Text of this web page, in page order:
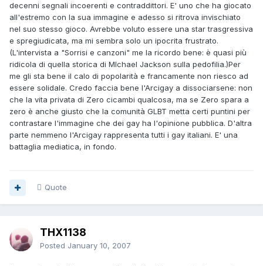
decenni segnali incoerenti e contraddittori. E' uno che ha giocato
all'estremo con la sua immagine e adesso si ritrova invischiato
nel suo stesso gioco. Avrebbe voluto essere una star trasgressiva
e spregiudicata, ma mi sembra solo un ipocrita frustrato.
(L'intervista a "Sorrisi e canzoni" me la ricordo bene: è quasi più
ridicola di quella storica di MIchael Jackson sulla pedofilia.)Per
me gli sta bene il calo di popolarità e francamente non riesco ad
essere solidale. Credo faccia bene l'Arcigay a dissociarsene: non
che la vita privata di Zero cicambi qualcosa, ma se Zero spara a
zero è anche giusto che la comunità GLBT metta certi puntini per
contrastare l'immagine che dei gay ha l'opinione pubblica. D'altra
parte nemmeno l'Arcigay rappresenta tutti i gay italiani. E' una
battaglia mediatica, in fondo.
Quote
THX1138
Posted January 10, 2007